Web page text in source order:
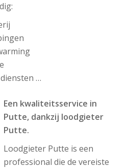
…
Een kwaliteitsservice in
Putte, dankzij loodgieter
Putte.
Loodgieter Putte is een
professional die de vereiste